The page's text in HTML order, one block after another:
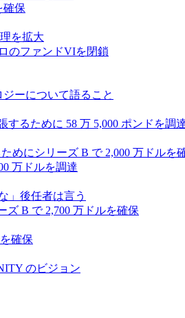
確保
を拡大
のファンドVIを閉鎖
ーについて語ること
するために 58 万 5,000 ポンドを調
めにシリーズ B で 2,000 万ドルを
万ドルを調達
」後任者は言う
ズ B で 2,700 万ドルを確保
確保
のビジョン